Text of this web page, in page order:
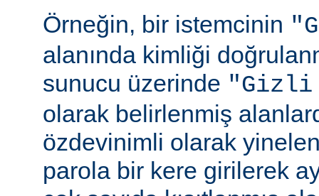
Örneğin, bir istemcinin
alanında kimliği
sunucu üzerinde "Gizli
olarak belirlenmiş
özdevinimli olarak
parola bir kere girilerek